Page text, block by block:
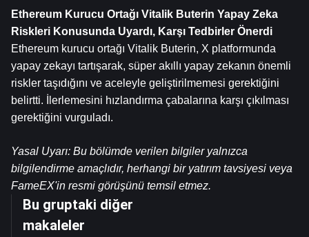
Ethereum Kurucu Ortağı Vitalik Buterin Yapay Zeka
Riskleri Konusunda Uyardı, Karşı Tedbirler Önerdi
Ethereum kurucu ortağı Vitalik Buterin, X platformunda
yapay zekayı tartışarak, süper akıllı yapay zekanın önemli
riskler taşıdığını ve aceleyle geliştirilmemesi gerektiğini
belirtti. İlerlemesini hızlandırma çabalarına karşı çıkılması
gerektiğini vurguladı.
Yasal Uyarı: Bu bölümde verilen bilgiler yalnızca
bilgilendirme amaçlıdır, herhangi bir yatırım tavsiyesi veya
FameEX'in resmi görüşünü temsil etmez.
Bu gruptaki diğer
makaleler